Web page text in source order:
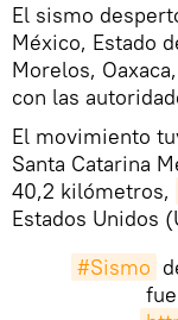
​El sismo
México, Estado
Morelos,
con las
El movimiento
Santa Catarina
40,2 kilómetros,
Estados Unidos
#Sismo